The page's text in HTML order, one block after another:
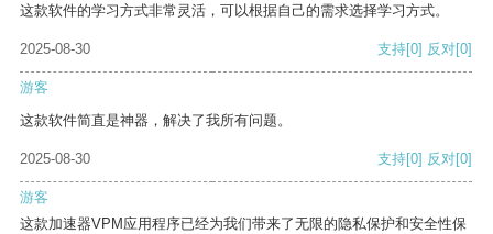
这款软件的学习方式非常灵活，可以根据自己的需求选择学习方式。
2025-08-30 支持[0] 反对[0]
游客
这款软件简直是神器，解决了我所有问题。
2025-08-30 支持[0] 反对[0]
游客
这款加速器VPM应用程序已经为我们带来了无限的隐私保护和安全性保